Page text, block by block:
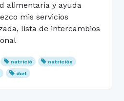
alimentaria y ayuda
mis servicios
lista de intercambios
nutrició
nutrición
diet